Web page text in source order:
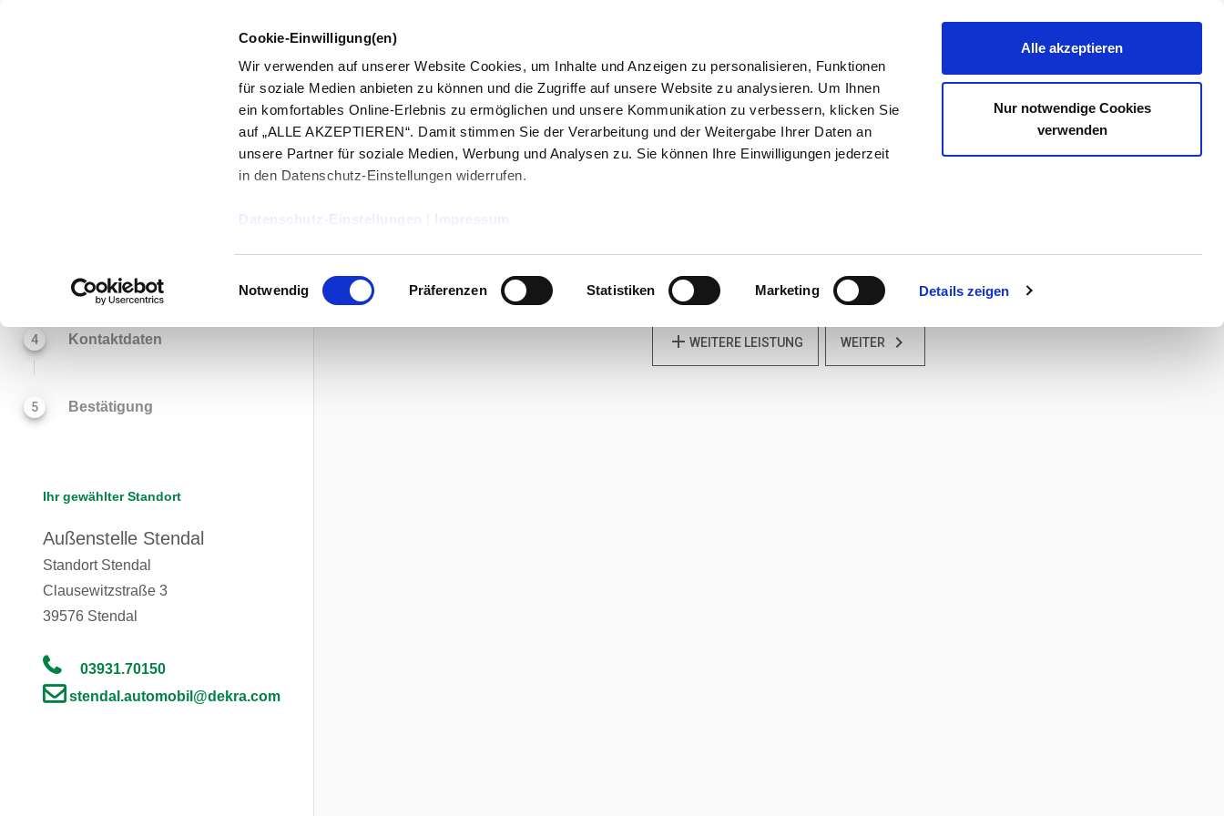
Cookie-Einwilligung(en)
Wir verwenden auf unserer Website Cookies, um Inhalte und Anzeigen zu personalisieren, Funktionen
für soziale Medien anbieten zu können und die Zugriffe auf unsere Website zu analysieren. Um Ihnen
ein komfortables Online-Erlebnis zu ermöglichen und unsere Kommunikation zu verbessern, klicken Sie
auf „ALLE AKZEPTIEREN“. Damit stimmen Sie der Verarbeitung und der Weitergabe Ihrer Daten an
unsere Partner für soziale Medien, Werbung und Analysen zu. Sie können Ihre Einwilligungen jederzeit
in den Datenschutz-Einstellungen widerrufen.
Datenschutz-Einstellungen Impressum
Einwilligungsauswahl
Notwendig Präferenzen Statistiken Marketing Details zeigen
Alle akzeptieren
Nur notwendige Cookies
verwenden
4 Kontaktdaten
5 Bestätigung
Ihr gewählter Standort
Außenstelle Stendal
Standort Stendal
Clausewitzstraße 3
39576 Stendal
03931.70150
stendal.automobil@dekra.com
Bitte wählen Sie Ihren Fahrzeugtyp
PKW Anhänger
WEITERE LEISTUNG
add WEITER keyboard_arrow_right